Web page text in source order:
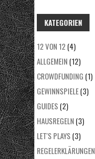
KATEGORIEN
12 VON 12 (4)
ALLGEMEIN (12)
CROWDFUNDING (1)
GEWINNSPIELE(3)
GUIDES (2)
HAUSREGELN (3)
LET'S PLAYS (3)
REGELERKLÄRUNGEN